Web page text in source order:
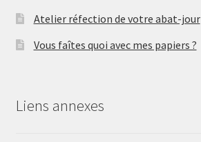
Atelier réfection de votre abat-jour
Vous faîtes quoi avec mes papiers ?
Liens annexes